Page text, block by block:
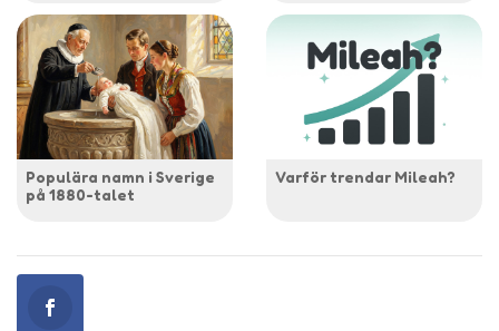
Populära namn i Sverige
på 1880-talet
Varför trendar Mileah?